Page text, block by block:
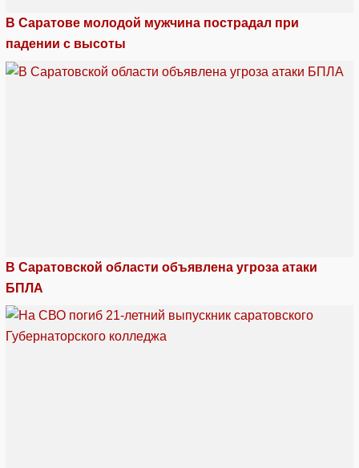
В Саратове молодой мужчина пострадал при
падении с высоты
В Саратовской области объявлена угроза атаки
БПЛА